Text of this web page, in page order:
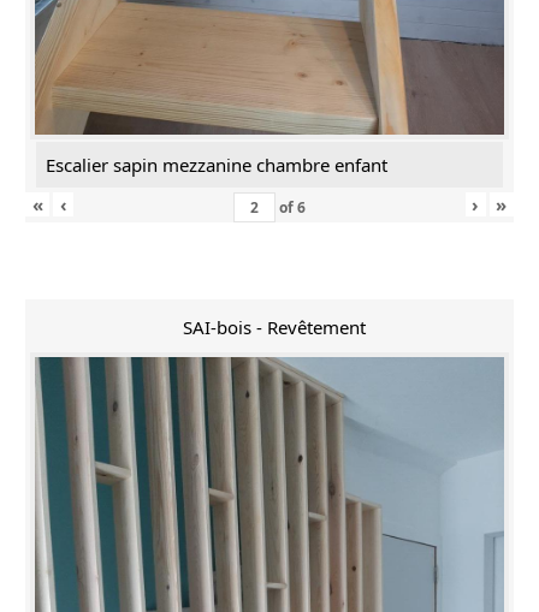
Escalier sapin mezzanine chambre enfant
«
‹ of6 › »
SAI-bois - Revêtement